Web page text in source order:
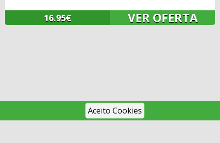
16.95€ VER OFERTA
Aceito Cookies